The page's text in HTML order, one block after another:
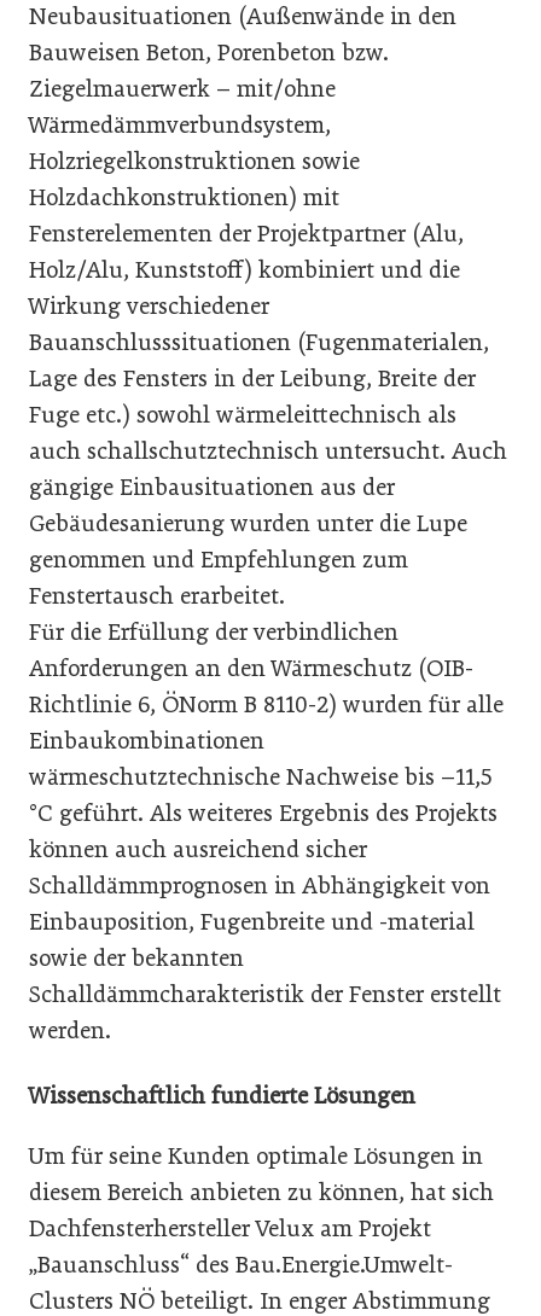
Neubausituationen (Außenwände in den
Bauweisen Beton, Porenbeton bzw.
Ziegelmauerwerk – mit/ohne
Wärmedämmverbundsystem,
Holzriegelkonstruktionen sowie
Holzdachkonstruktionen) mit
Fensterelementen der Projektpartner (Alu,
Holz/Alu, Kunststoff) kombiniert und die
Wirkung verschiedener
Bauanschlusssituationen (Fugenmaterialen,
Lage des Fensters in der Leibung, Breite der
Fuge etc.) sowohl wärmeleittechnisch als
auch schallschutztechnisch untersucht. Auch
gängige Einbausituationen aus der
Gebäudesanierung wurden unter die Lupe
genommen und Empfehlungen zum
Fenstertausch erarbeitet.
Für die Erfüllung der verbindlichen
Anforderungen an den Wärmeschutz (OIB-
Richtlinie 6, ÖNorm B 8110-2) wurden für alle
Einbaukombinationen
wärmeschutztechnische Nachweise bis –11,5
°C geführt. Als weiteres Ergebnis des Projekts
können auch ausreichend sicher
Schalldämmprognosen in Abhängigkeit von
Einbauposition, Fugenbreite und -material
sowie der bekannten
Schalldämmcharakteristik der Fenster erstellt
werden.
Wissenschaftlich fundierte Lösungen
Um für seine Kunden optimale Lösungen in
diesem Bereich anbieten zu können, hat sich
Dachfensterhersteller Velux am Projekt
„Bauanschluss“ des Bau.Energie.Umwelt-
Clusters NÖ beteiligt. In enger Abstimmung